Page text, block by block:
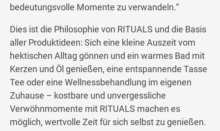
bedeutungsvolle Momente zu verwandeln.“
Dies ist die Philosophie von RITUALS und die Basis
aller Produktideen: Sich eine kleine Auszeit vom
hektischen Alltag gönnen und ein warmes Bad mit
Kerzen und Öl genießen, eine entspannende Tasse
Tee oder eine Wellnessbehandlung im eigenen
Zuhause – kostbare und unvergessliche
Verwöhnmomente mit RITUALS machen es
möglich, wertvolle Zeit für sich selbst zu genießen.